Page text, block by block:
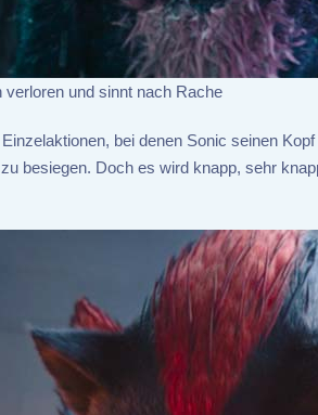
verloren und sinnt nach Rache
bei denen Sonic seinen
besiegen. Doch es wird knapp, sehr